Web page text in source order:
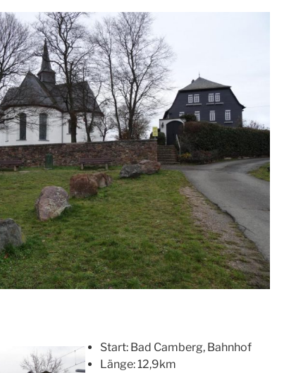
Start: Bad Camberg, Bahnhof
Länge: 12,9km